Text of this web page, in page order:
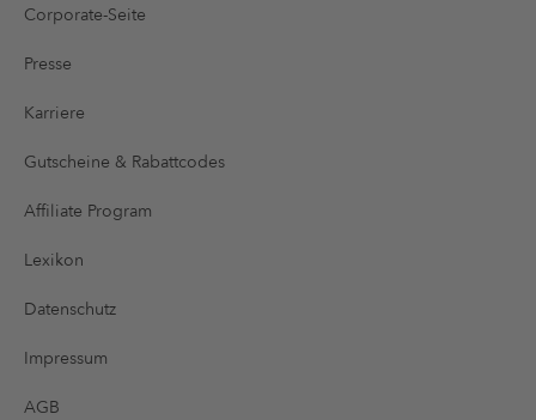
Corporate-Seite
Presse
Karriere
Gutscheine & Rabattcodes
Affiliate Program
Lexikon
Datenschutz
Impressum
AGB